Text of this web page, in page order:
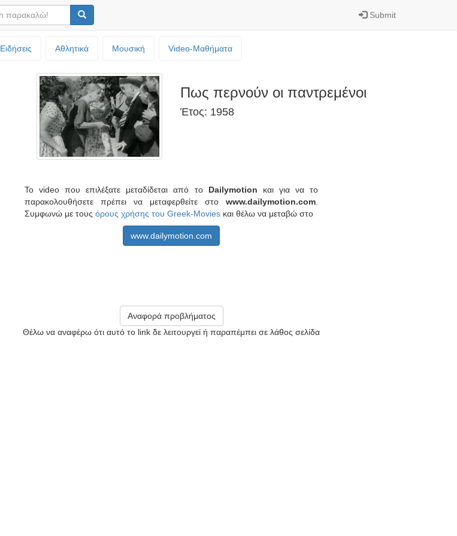
Submit
Ειδήσεις Αθλητικά Μουσική Video-Mαθήματα
Πως περνούν οι παντρεμένοι
Έτος: 1958
Το video που επιλέξατε μεταδίδεται από το Dailymotion και για να το
παρακολουθήσετε πρέπει να μεταφερθείτε στο www.dailymotion.com.
Συμφωνώ με τους όρους χρήσης του Greek-Moviesκαι θέλω να μεταβώ στο
www.dailymotion.com
Αναφορά προβλήματος
Θέλω να αναφέρω ότι αυτό το link δε λειτουργεί ή παραπέμπει σε λάθος σελίδα